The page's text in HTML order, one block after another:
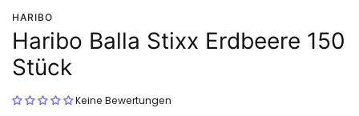
HARIBO
Haribo Balla Stixx Erdbeere 150
Stück
Keine Bewertungen